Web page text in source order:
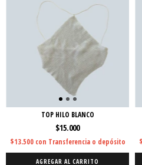
TOP HILO BLANCO
$15.000
$13.500 con Transferencia o depósito
AGREGAR AL CARRITO